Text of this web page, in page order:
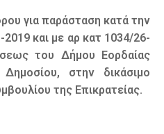
για παράσταση κατά την
και με αρ κατ 1034/26-
του Δήμου Εορδαίας
στην δικάσιμο
της Επικρατείας.